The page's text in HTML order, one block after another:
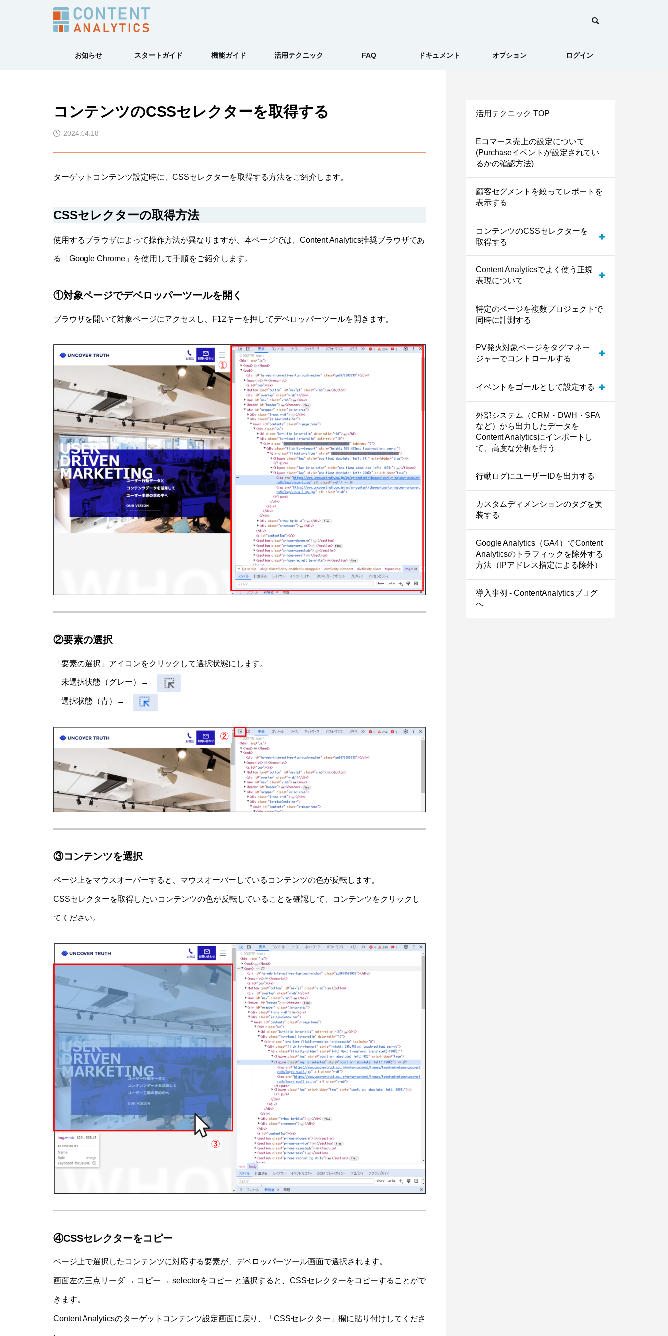
お知らせ スタートガイド 機能ガイド 活用テクニック FAQ ドキュメント オプション ログイン
コンテンツのCSSセレクターを取得する
2024.04.18
ターゲットコンテンツ設定時に、CSSセレクターを取得する方法をご紹介します。
CSSセレクターの取得方法
使用するブラウザによって操作方法が異なりますが、本ページでは、Content Analytics推奨ブラウザであ
る「Google Chrome」を使用して手順をご紹介します。
①対象ページでデベロッパーツールを開く
ブラウザを開いて対象ページにアクセスし、F12キーを押してデベロッパーツールを開きます。
②要素の選択
「要素の選択」アイコンをクリックして選択状態にします。
未選択状態（グレー）→
選択状態（青）→
③コンテンツを選択
ページ上をマウスオーバーすると、マウスオーバーしているコンテンツの色が反転します。
CSSセレクターを取得したいコンテンツの色が反転していることを確認して、コンテンツをクリックし
てください。
④CSSセレクターをコピー
ページ上で選択したコンテンツに対応する要素が、デベロッパーツール画面で選択されます。
画面左の三点リーダ → コピー → selectorをコピー と選択すると、CSSセレクターをコピーすることがで
きます。
Content Analyticsのターゲットコンテンツ設定画面に戻り、「CSSセレクター」欄に貼り付けしてくださ
活用テクニック TOP
Eコマース売上の設定について
(Purchaseイベントが設定されてい
るかの確認方法)
顧客セグメントを絞ってレポートを
表示する
コンテンツのCSSセレクターを
取得する
パターンＡ：JavaScriptを記述し
て任意のカスタムイベントをゴ
ールとして設定する
Content Analyticsでよく使う正規
表現について
パターンB：外部リンクのクリッ
クイベントをゴールとして設定
する
特定のページを複数プロジェクトで
同時に計測する
PV発火対象ページをタグマネー
ジャーでコントロールする
パターンC：テキスト系ボタン
のクリックイベントをゴールと
して設定する
イベントをゴールとして設定する
記事の読了をゴールとして設定
する
外部システム（CRM・DWH・SFA
など）から出力したデータを
Content Analyticsにインポートし
て、高度な分析を行う
行動ログにユーザーIDを出力する
カスタムディメンションのタグを実
装する
Google Analytics（GA4）でContent
Analyticsのトラフィックを除外する
方法（IPアドレス指定による除外）
導入事例 - ContentAnalyticsブログ
へ